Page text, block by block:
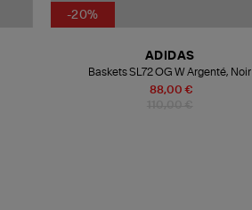
-20%
88,00 €
ADIDAS
Baskets SL72 OG W Argenté, Noir